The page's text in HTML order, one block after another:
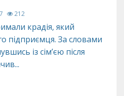
212
крадія, який
підприємця. За словами
із сім’єю після